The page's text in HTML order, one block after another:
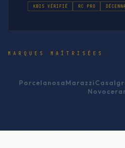
KBIS VÉRIFIÉ RC PRO
MARQUES MAÎTRISÉES
PorcelanosaMarazzi